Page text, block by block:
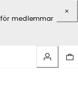
medlemmar